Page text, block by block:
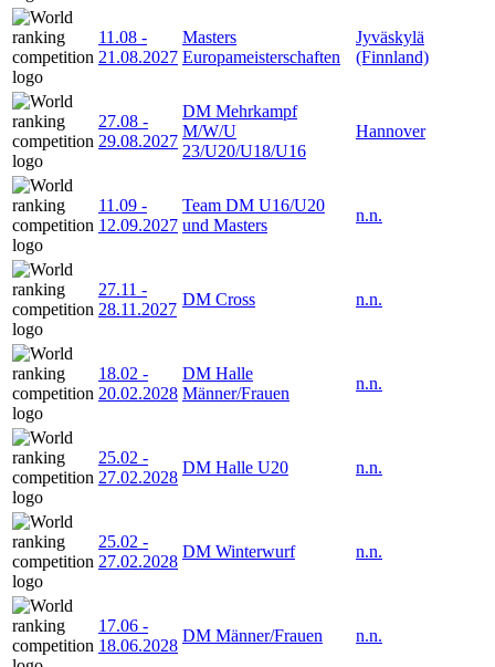
11.08 -
21.08.2027
Masters
Europameisterschaften
Jyväskylä
(Finnland)
27.08 -
29.08.2027
DM Mehrkampf
M/W/U
23/U20/U18/U16
Hannover
11.09 -
12.09.2027
Team DM U16/U20
und Masters
n.n.
27.11 -
28.11.2027
DM Cross n.n.
18.02 -
20.02.2028
DM Halle
Männer/Frauen
n.n.
25.02 -
27.02.2028
DM Halle U20 n.n.
25.02 -
27.02.2028
DM Winterwurf n.n.
17.06 -
18.06.2028
DM Männer/Frauen n.n.